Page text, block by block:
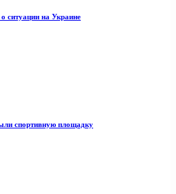
ситуации на Украине
спортивную площадку